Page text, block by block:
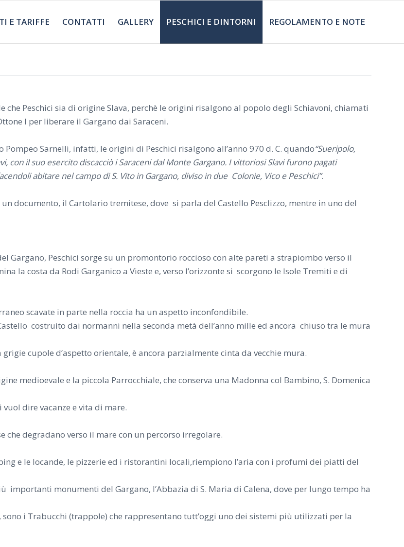
E TARIFFE CONTATTI GALLERY PESCHICI E DINTORNI REGOLAMENTO E NOTE
che Peschici sia di origine Slava, perchè le origini risalgono al popolo degli Schiavoni, chiamati
I per liberare il Gargano dai Saraceni.
Pompeo Sarnelli, infatti, le origini di Peschici risalgono all’anno 970 d. C. quando“Sueripolo,
con il suo esercito discacciò i Saraceni dal Monte Gargano. I vittoriosi Slavi furono pagati
abitare nel campo di S. Vito in Gargano, diviso in due Colonie, Vico e Peschici”.
documento, il Cartolario tremitese, dove si parla del Castello Pesclizzo, mentre in uno del
Gargano, Peschici sorge su un promontorio roccioso con alte pareti a strapiombo verso il
la costa da Rodi Garganico a Vieste e, verso l’orizzonte si scorgono le Isole Tremiti e di
scavate in parte nella roccia ha un aspetto inconfondibile.
costruito dai normanni nella seconda metà dell’anno mille ed ancora chiuso tra le mura
cupole d’aspetto orientale, è ancora parzialmente cinta da vecchie mura.
medioevale e la piccola Parrocchiale, che conserva una Madonna col Bambino, S. Domenica
dire vacanze e vita di mare.
che degradano verso il mare con un percorso irregolare.
e le locande, le pizzerie ed i ristorantini locali,riempiono l’aria con i profumi dei piatti del
importanti monumenti del Gargano, l’Abbazia di S. Maria di Calena, dove per lungo tempo ha
i Trabucchi (trappole) che rappresentano tutt’oggi uno dei sistemi più utilizzati per la